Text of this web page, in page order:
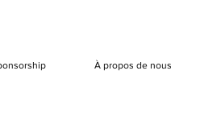
À propos de nous